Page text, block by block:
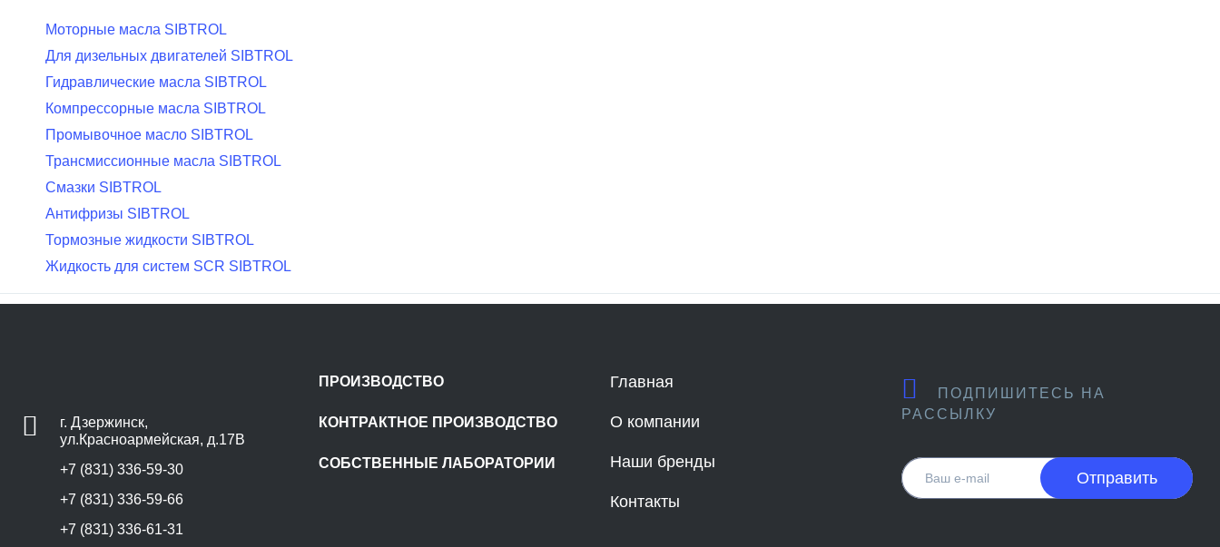
Моторные масла SIBTROL
Для дизельных двигателей SIBTROL
Гидравлические масла SIBTROL
Компрессорные масла SIBTROL
Промывочное масло SIBTROL
Трансмиссионные масла SIBTROL
Смазки SIBTROL
Антифризы SIBTROL
Тормозные жидкости SIBTROL
Жидкость для систем SCR SIBTROL
г. Дзержинск,
ул.Красноармейская, д.17В
+7 (831) 336-59-30
+7 (831) 336-59-66
+7 (831) 336-61-31
ПРОИЗВОДСТВО
КОНТРАКТНОЕ ПРОИЗВОДСТВО
СОБСТВЕННЫЕ ЛАБОРАТОРИИ
Главная
О компании
Наши бренды
Контакты
ПОДПИШИТЕСЬ НА
РАССЫЛКУ
Отправить